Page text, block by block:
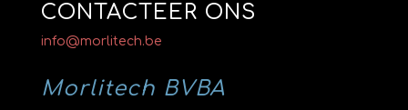
CONTACTEER ONS
info@morlitech.be
Morlitech BVBA